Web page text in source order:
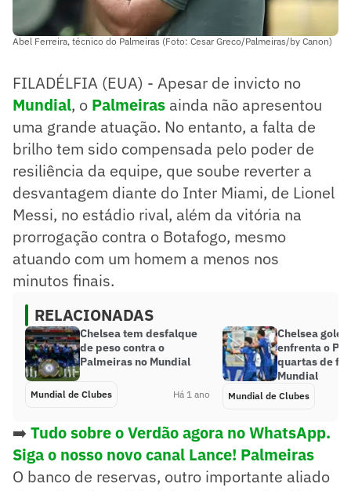
Abel Ferreira, técnico do Palmeiras (Foto: Cesar Greco/Palmeiras/by Canon)
FILADÉLFIA (EUA) - Apesar de invicto no
Mundial, o Palmeiras ainda não apresentou
uma grande atuação. No entanto, a falta de
brilho tem sido compensada pelo poder de
resiliência da equipe, que soube reverter a
desvantagem diante do Inter Miami, de Lionel
Messi, no estádio rival, além da vitória na
prorrogação contra o Botafogo, mesmo
atuando com um homem a menos nos
minutos finais.
RELACIONADAS
Chelsea tem desfalque
de peso contra o
Palmeiras no Mundial
Mundial de Clubes Há 1 ano
Chelsea
enfrenta o
quartas de
Mundial
Mundial de Clubes
➡️ Tudo sobre o Verdão agora no WhatsApp.
Siga o nosso novo canal Lance! Palmeiras
O banco de reservas, outro importante aliado